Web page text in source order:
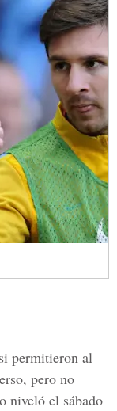
permitieron al
pero no
niveló el sábado